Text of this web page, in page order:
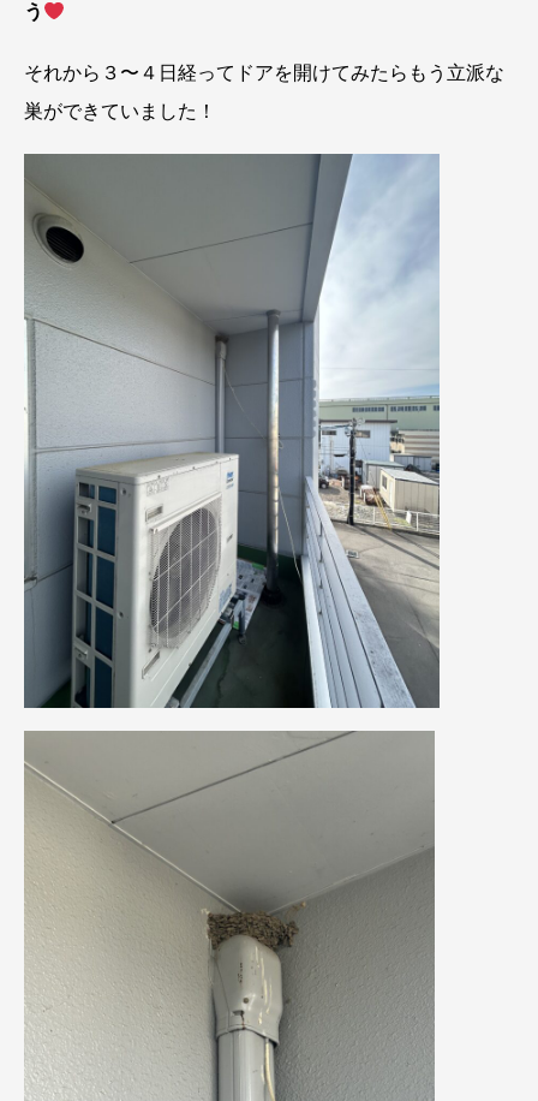
う
それから３〜４日経ってドアを開けてみたらもう立派な
巣ができていました！